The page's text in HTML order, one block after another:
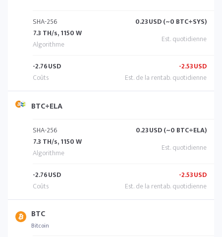
SHA-256
7.3 TH/s, 1150 W
0.23USD (~0 BTC+SYS)
-2.76USD -2.53USD
BTC+ELA
SHA-256
7.3 TH/s, 1150 W
0.23USD (~0 BTC+ELA)
-2.76USD -2.53USD
BTC
Bitcoin